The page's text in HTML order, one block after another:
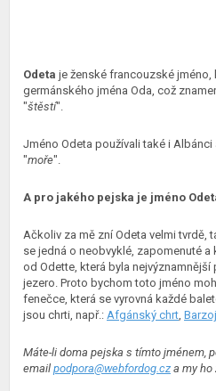
Odeta je ženské francouzské jméno,
germánského jména Oda, což
"štěstí".
Jméno Odeta používali také i Albánci
"moře".
A pro jakého pejska je jméno
Ačkoliv za mě zní Odeta velmi tvrdě,
se jedná o neobvyklé, zapomenuté a
od Odette, která byla
jezero. Proto bychom toto jméno
fenečce, která se vyrovná každé
jsou chrti, např.: Afgánský chrt, Barzoj
Máte-li doma pejska s tímto jménem,
email podpora@webfordog.cz a my ho